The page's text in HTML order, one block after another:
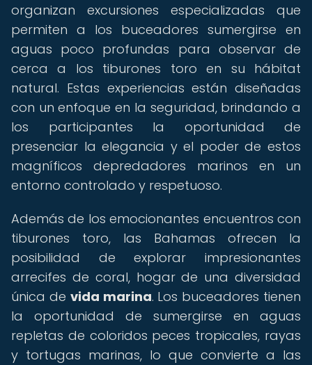
organizan excursiones especializadas que
permiten a los buceadores sumergirse en
aguas poco profundas para observar de
cerca a los tiburones toro en su hábitat
natural. Estas experiencias están diseñadas
con un enfoque en la seguridad, brindando a
los participantes la oportunidad de
presenciar la elegancia y el poder de estos
magníficos depredadores marinos en un
entorno controlado y respetuoso.
Además de los emocionantes encuentros con
tiburones toro, las Bahamas ofrecen la
posibilidad de explorar impresionantes
arrecifes de coral, hogar de una diversidad
única de vida marina. Los buceadores tienen
la oportunidad de sumergirse en aguas
repletas de coloridos peces tropicales, rayas
y tortugas marinas, lo que convierte a las